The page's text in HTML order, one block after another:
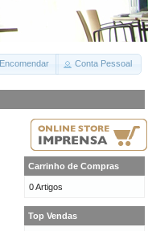
Encomendar Conta Pessoal
Carrinho de Compras
0 Artigos
Top Vendas